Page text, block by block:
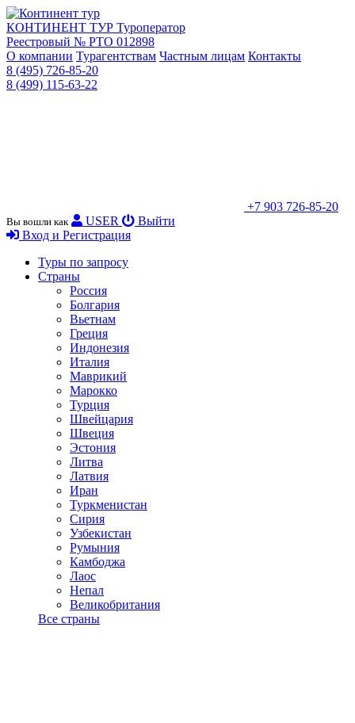
КОНТИНЕНТ ТУР Туроператор
Реестровый № РТО 012898
О компании Турагентствам Частным лицам Контакты
8 (495) 726-85-20
8 (499) 115-63-22
+7 903 726-85-20
Вы вошли как USER
Выйти
Вход и Регистрация
Туры по запросу
Страны
Россия
Болгария
Вьетнам
Греция
Индонезия
Италия
Маврикий
Марокко
Турция
Швейцария
Швеция
Эстония
Литва
Латвия
Иран
Туркменистан
Сирия
Узбекистан
Румыния
Камбоджа
Лаос
Непал
Великобритания
Все страны